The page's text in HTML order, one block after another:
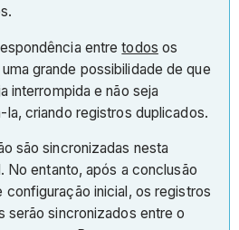
entretodos os
grande possibilidade de que
interrompida e não seja
criando registros duplicados.
são sincronizadas nesta
No entanto, após a conclusão
inicial, os registros
serão sincronizados entre o